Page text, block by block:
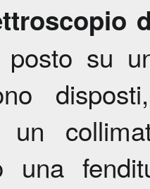
su
un
una